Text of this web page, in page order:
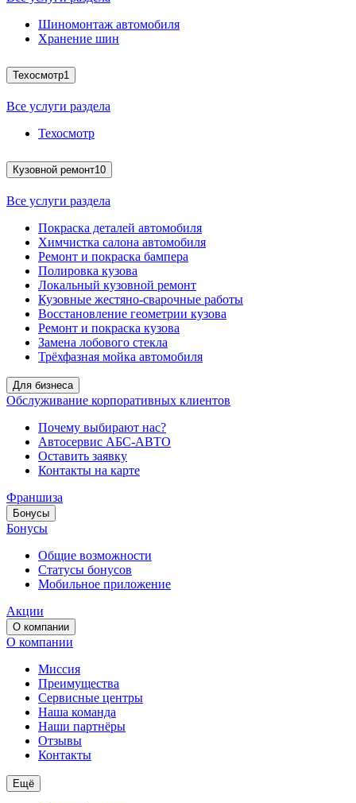
Шиномонтаж автомобиля
Хранение шин
Техосмотр1
Все услуги раздела
Техосмотр
Кузовной ремонт10
Все услуги раздела
Покраска деталей автомобиля
Химчистка салона автомобиля
Ремонт и покраска бампера
Полировка кузова
Локальный кузовной ремонт
Кузовные жестяно-сварочные работы
Восстановление геометрии кузова
Ремонт и покраска кузова
Замена лобового стекла
Трёхфазная мойка автомобиля
Для бизнеса
Обслуживание корпоративных клиентов
Почему выбирают нас?
Автосервис АБС-АВТО
Оставить заявку
Контакты на карте
Франшиза
Бонусы
Бонусы
Общие возможности
Статусы бонусов
Мобильное приложение
Акции
О компании
О компании
Миссия
Преимущества
Сервисные центры
Наша команда
Наши партнёры
Отзывы
Контакты
Ещё